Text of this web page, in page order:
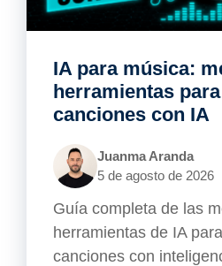
IA para música:
herramientas
canciones con IA
Juanma Aranda
5 de agosto de 2026
Guía completa de las
herramientas de IA
canciones con